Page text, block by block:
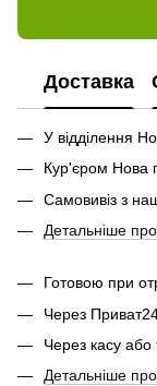
Доставка
У відділення
Кур'єром Нова
Самовивіз з
Детальніше
Готовою при
Через
Через касу або
Детальніше